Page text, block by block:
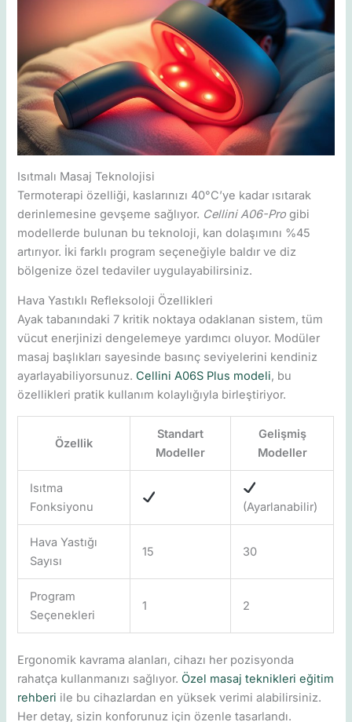
Isıtmalı Masaj Teknolojisi
Termoterapi özelliği, kaslarınızı 40°C’ye kadar ısıtarak
derinlemesine gevşeme sağlıyor. Cellini A06-Pro gibi
modellerde bulunan bu teknoloji, kan dolaşımını %45
artırıyor. İki farklı program seçeneğiyle baldır ve diz
bölgenize özel tedaviler uygulayabilirsiniz.
Hava Yastıklı Refleksoloji Özellikleri
Ayak tabanındaki 7 kritik noktaya odaklanan sistem, tüm
vücut enerjinizi dengelemeye yardımcı oluyor. Modüler
masaj başlıkları sayesinde basınç seviyelerini kendiniz
ayarlayabiliyorsunuz. Cellini A06S Plus modeli, bu
özellikleri pratik kullanım kolaylığıyla birleştiriyor.
Özellik
Standart
Modeller
Gelişmiş
Modeller
Isıtma
Fonksiyonu
(Ayarlanabilir)
Hava Yastığı
Sayısı
15 30
Program
Seçenekleri
1 2
Ergonomik kavrama alanları, cihazı her pozisyonda
rahatça kullanmanızı sağlıyor. Özel masaj teknikleri eğitim
rehberi ile bu cihazlardan en yüksek verimi alabilirsiniz.
Her detay, sizin konforunuz için özenle tasarlandı.